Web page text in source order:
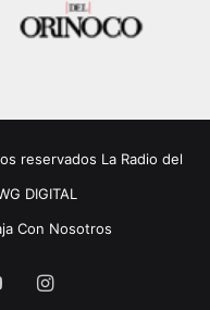
reservados La Radio del
DIGITAL
Con Nosotros
YouTubeInstagram